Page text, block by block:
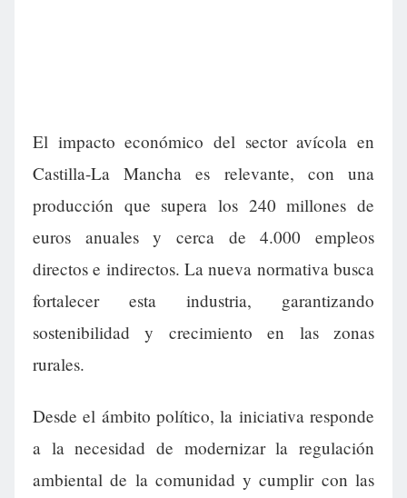
El impacto económico del sector avícola en
Castilla-La Mancha es relevante, con una
producción que supera los 240 millones de
euros anuales y cerca de 4.000 empleos
directos e indirectos. La nueva normativa busca
fortalecer esta industria, garantizando
sostenibilidad y crecimiento en las zonas
rurales.
Desde el ámbito político, la iniciativa responde
a la necesidad de modernizar la regulación
ambiental de la comunidad y cumplir con las